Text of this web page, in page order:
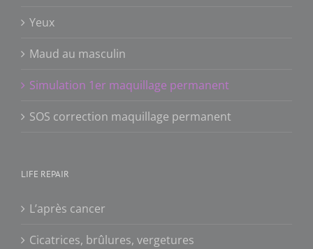
Yeux
Maud au masculin
Simulation 1er maquillage permanent
SOS correction maquillage permanent
LIFE REPAIR
L’après cancer
Cicatrices, brûlures, vergetures